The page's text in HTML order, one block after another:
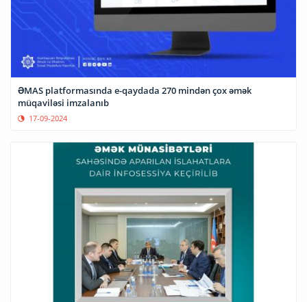
ƏMAS platformasında e-qaydada 270 mindən çox əmək
müqaviləsi imzalanıb
17-09-2024